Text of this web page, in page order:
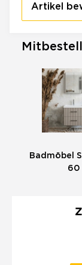
Artikel
Badmöbel
60